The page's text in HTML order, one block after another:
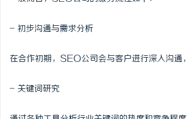
- 初步沟通与需求分析
在合作初期，SEO公司会与客户进行深入沟通
- 关键词研究